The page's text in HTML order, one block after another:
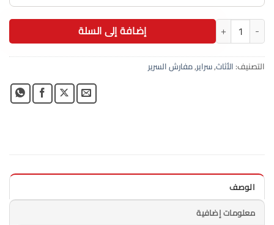
كمية سرير كينج 180×200 سم هيدروليك متعدد الاستخدامات خشب بلويد إضافة إلى السلة
التصنيف: الأثاث,سراير,مفارش السرير
الوصف
معلومات إضافية